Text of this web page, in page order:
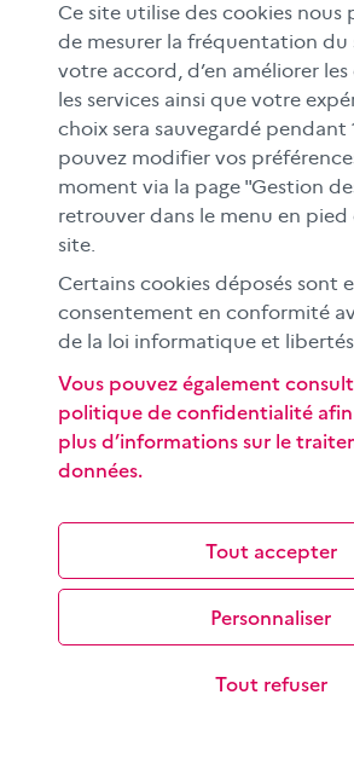
Découvrir ce qu’est une
maternelle
Les objectifs de cette séance
destination des élèves de cycle 1
élèves de comprendre ce qu’est une…
Identifier l’information
Tous les contenus que nous
informer sur l’actualité ne sont pas
médias. Comment reconnaître une…
Ce site utilise des cookies
de mesurer la fréquentation du
votre accord, d’en améliorer
les services ainsi que votre
choix sera sauvegardé pendant
pouvez modifier vos
moment via la page "Gestion
retrouver dans le menu en pied
site.
Certains cookies déposés sont
consentement en conformité
de la loi informatique et
Tout accepter
Tout refuser
Personnaliser
Vous pouvez également
politique de confidentialité
plus d’informations sur le
données.